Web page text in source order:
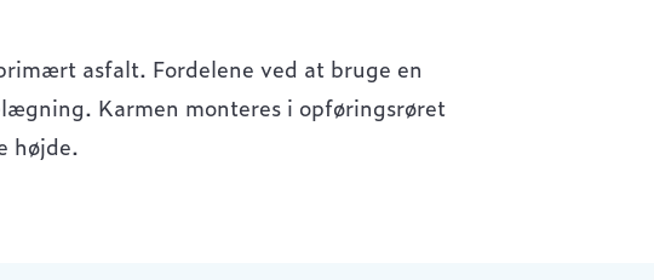
asfalt. Fordelene ved at bruge en
Karmen monteres i opføringsrøret
højde.